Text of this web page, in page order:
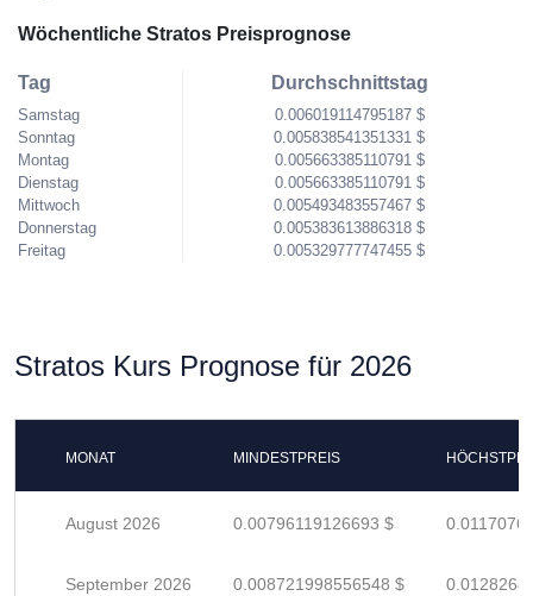
Wöchentliche Stratos Preisprognose
Tag
Samstag
Sonntag
Montag
Dienstag
Mittwoch
Donnerstag
Freitag
Durchschnittstag
0.006019114795187 $
0.005838541351331 $
0.005663385110791 $
0.005663385110791 $
0.005493483557467 $
0.005383613886318 $
0.005329777747455 $
Stratos Kurs Prognose für 2026
MONAT MINDESTPREIS
August 2026 0.00796119126693 $
September 2026 0.008721998556548 $